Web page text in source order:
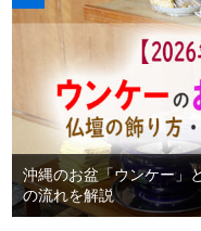
沖縄のお盆「ウンケー」
の流れを解説